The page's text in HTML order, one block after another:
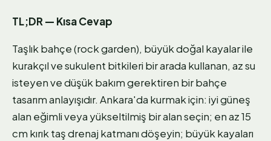
TL;DR — Kısa Cevap
Taşlık bahçe (rock garden), büyük doğal kayalar ile
kurakçıl ve sukulent bitkileri bir arada kullanan, az su
isteyen ve düşük bakım gerektiren bir bahçe
tasarım anlayışıdır. Ankara'da kurmak için: iyi güneş
alan eğimli veya yükseltilmiş bir alan seçin; en az 15
cm kırık taş drenaj katmanı döşeyin; büyük kayaları